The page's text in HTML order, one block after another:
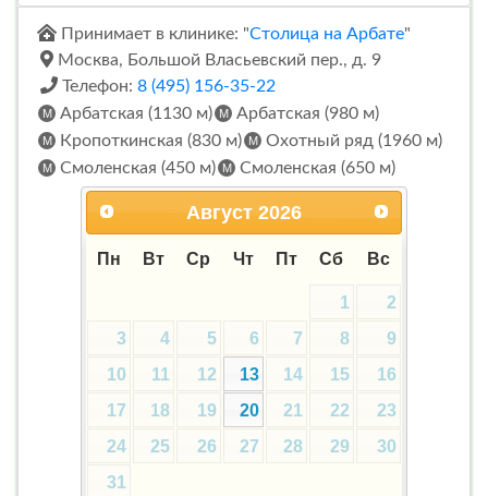
Принимает в клинике: "Столица на Арбате"
Москва, Большой Власьевский пер., д. 9
Телефон: 8 (495) 156-35-22
Арбатская (1130 м)
Арбатская (980 м)
Кропоткинская (830 м)
Охотный ряд (1960 м)
Смоленская (450 м)
Смоленская (650 м)
Август 2026
Пн Вт Ср Чт Пт Сб Вс
1
2
3
4 5 6 7 8
9
10
11 12 13 14 15
16
17
18 19 20 21 22
23
24
25 26 27 28 29
30
31